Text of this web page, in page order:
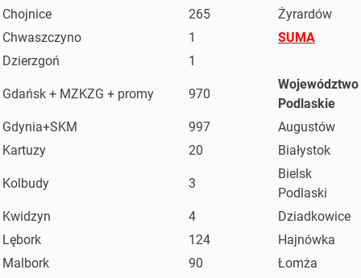
Chojnice
265
Żyrardów
Chwaszczyno
1
SUMA
Dzierzgoń
1
Gdańsk + MZKZG + promy 970
Województwo
Podlaskie
Gdynia+SKM
997
Augustów
Kartuzy
20 Białystok
Kolbudy 3
Bielsk
Podlaski
Kwidzyn
4
Dziadkowice
Lębork
124
Hajnówka
Malbork
90
Łomża